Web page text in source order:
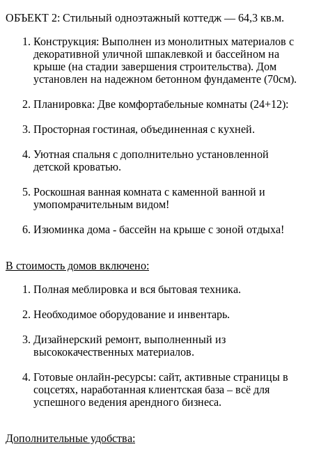
ОБЪЕКТ 2: Стильный одноэтажный коттедж — 64,3 кв.м.
Конструкция: Выполнен из монолитных материалов с
декоративной уличной шпаклевкой и бассейном на
крыше (на стадии завершения строительства). Дом
установлен на надежном бетонном фундаменте (70см).
Планировка: Две комфортабельные комнаты (24+12):
Просторная гостиная, объединенная с кухней.
Уютная спальня с дополнительно установленной
детской кроватью.
Роскошная ванная комната с каменной ванной и
умопомрачительным видом!
Изюминка дома - бассейн на крыше с зоной отдыха!
В стоимость домов включено:
Полная меблировка и вся бытовая техника.
Необходимое оборудование и инвентарь.
Дизайнерский ремонт, выполненный из
высококачественных материалов.
Готовые онлайн-ресурсы: сайт, активные страницы в
соцсетях, наработанная клиентская база – всё для
успешного ведения арендного бизнеса.
Дополнительные удобства: